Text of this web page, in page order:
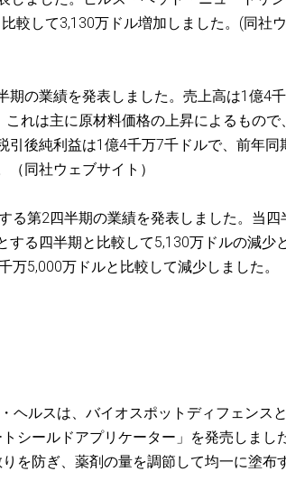
較して3,130万ドル増加しました。(同社
期の業績を発表しました。売上高は1億4
れは主に原材料価格の上昇によるもので
引後純利益は1億4千万7千ドルで、前年同
同社ウェブサイト）
る第2四半期の業績を発表しました。当四
る四半期と比較して5,130万ドルの減少
万5,000万ドルと比較して減少しました。
ヘルスは、バイオスポットディフェンス
シールドアプリケーター」を発売しまし
を防ぎ、薬剤の量を調節して均一に塗布